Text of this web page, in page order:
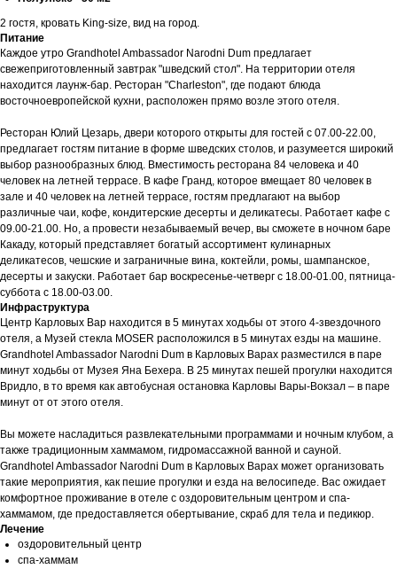
2 гостя, кровать King-size, вид на город.
Питание
Каждое утро Grandhotel Ambassador Narodni Dum предлагает
свежеприготовленный завтрак "шведский стол". На территории отеля
находится лаунж-бар. Ресторан "Charleston", где подают блюда
восточноевропейской кухни, расположен прямо возле этого отеля.
Ресторан Юлий Цезарь, двери которого открыты для гостей с 07.00-22.00,
предлагает гостям питание в форме шведских столов, и разумеется широкий
выбор разнообразных блюд. Вместимость ресторана 84 человека и 40
человек на летней террасе. В кафе Гранд, которое вмещает 80 человек в
зале и 40 человек на летней террасе, гостям предлагают на выбор
различные чаи, кофе, кондитерские десерты и деликатесы. Работает кафе с
09.00-21.00. Но, а провести незабываемый вечер, вы сможете в ночном баре
Какаду, который представляет богатый ассортимент кулинарных
деликатесов, чешские и заграничные вина, коктейли, ромы, шампанское,
десерты и закуски. Работает бар воскресенье-четверг с 18.00-01.00, пятница-
суббота с 18.00-03.00.
Инфраструктура
Центр Карловых Вар находится в 5 минутах ходьбы от этого 4-звездочного
отеля, а Музей стекла MOSER расположился в 5 минутах езды на машине.
Grandhotel Ambassador Narodni Dum в Карловых Варах разместился в паре
минут ходьбы от Музея Яна Бехера. В 25 минутах пешей прогулки находится
Вридло, в то время как автобусная остановка Карловы Вары-Вокзал – в паре
минут от от этого отеля.
Вы можете насладиться развлекательными программами и ночным клубом, а
также традиционным хаммамом, гидромассажной ванной и сауной.
Grandhotel Ambassador Narodni Dum в Карловых Варах может организовать
такие мероприятия, как пешие прогулки и езда на велосипеде. Вас ожидает
комфортное проживание в отеле с оздоровительным центром и спа-
хаммамом, где предоставляется обертывание, скраб для тела и педикюр.
Лечение
оздоровительный центр
спа-хаммам
Разработка сайта Юлия Март
+420 777-551-560
+420 778-001-560
info@aquavita-travel.com
© 2025 Аква Вита - турагенство.
Все права защищены.
Aqua Vita Travel
Moskevska str., 40 Karlovy Vary
Czech Republic